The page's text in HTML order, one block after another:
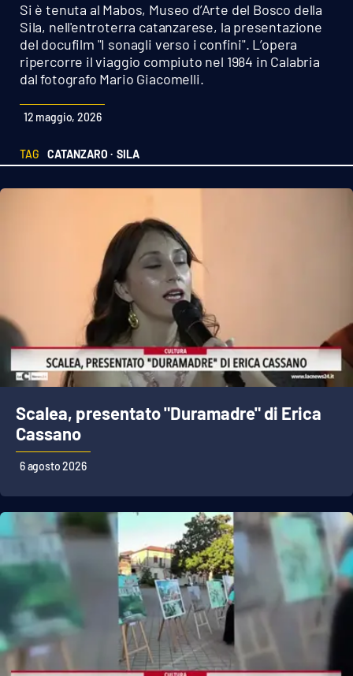
Sport
Cultura
Podcast
Cultura
Politica
Sanità
Società
Sport
RUBRICHE
Good Morning Vietnam
Si è tenuta al Mabos, Museo d’Arte del Bosco della
Sila, nell'entroterra catanzarese, la presentazione
del docufilm "I sonagli verso i confini". L’opera
ripercorre il viaggio compiuto nel 1984 in Calabria
dal fotografo Mario Giacomelli.
12 maggio, 2026
TAG CATANZARO · SILA
Scalea, presentato "Duramadre" di Erica
Cassano
6 agosto 2026